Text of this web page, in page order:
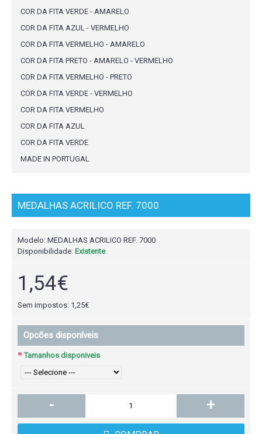
COR DA FITA VERDE - AMARELO
COR DA FITA AZUL - VERMELHO
COR DA FITA VERMELHO - AMARELO
COR DA FITA PRETO - AMARELO - VERMELHO
COR DA FITA VERMELHO - PRETO
COR DA FITA VERDE - VERMELHO
COR DA FITA VERMELHO
COR DA FITA AZUL
COR DA FITA VERDE
MADE IN PORTUGAL
MEDALHAS ACRILICO REF. 7000
Modelo: MEDALHAS ACRILICO REF. 7000
Disponibilidade: Existente
1,54€
Sem impostos: 1,25€
Opcões disponíveis
Tamanhos disponiveis
- +